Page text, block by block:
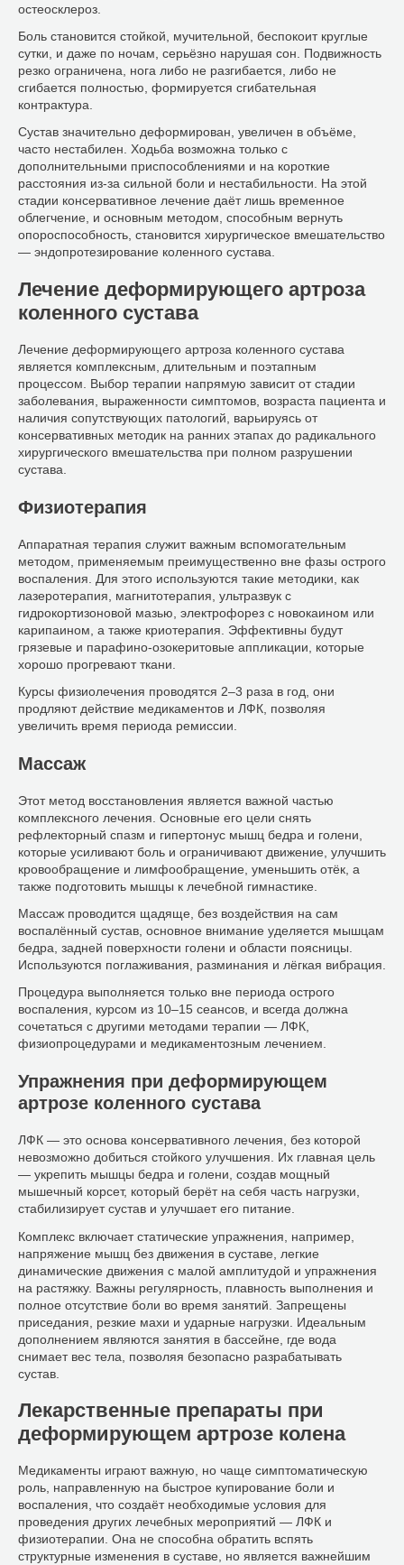
остеосклероз.
Боль становится стойкой, мучительной, беспокоит круглые
сутки, и даже по ночам, серьёзно нарушая сон. Подвижность
резко ограничена, нога либо не разгибается, либо не
сгибается полностью, формируется сгибательная
контрактура.
Сустав значительно деформирован, увеличен в объёме,
часто нестабилен. Ходьба возможна только с
дополнительными приспособлениями и на короткие
расстояния из-за сильной боли и нестабильности. На этой
стадии консервативное лечение даёт лишь временное
облегчение, и основным методом, способным вернуть
опороспособность, становится хирургическое вмешательство
— эндопротезирование коленного сустава.
Лечение деформирующего артроза
коленного сустава
Лечение деформирующего артроза коленного сустава
является комплексным, длительным и поэтапным
процессом. Выбор терапии напрямую зависит от стадии
заболевания, выраженности симптомов, возраста пациента и
наличия сопутствующих патологий, варьируясь от
консервативных методик на ранних этапах до радикального
хирургического вмешательства при полном разрушении
сустава.
Физиотерапия
Аппаратная терапия служит важным вспомогательным
методом, применяемым преимущественно вне фазы острого
воспаления. Для этого используются такие методики, как
лазеротерапия, магнитотерапия, ультразвук с
гидрокортизоновой мазью, электрофорез с новокаином или
карипаином, а также криотерапия. Эффективны будут
грязевые и парафино-озокеритовые аппликации, которые
хорошо прогревают ткани.
Курсы физиолечения проводятся 2–3 раза в год, они
продляют действие медикаментов и ЛФК, позволяя
увеличить время периода ремиссии.
Массаж
Этот метод восстановления является важной частью
комплексного лечения. Основные его цели снять
рефлекторный спазм и гипертонус мышц бедра и голени,
которые усиливают боль и ограничивают движение, улучшить
кровообращение и лимфообращение, уменьшить отёк, а
также подготовить мышцы к лечебной гимнастике.
Массаж проводится щадяще, без воздействия на сам
воспалённый сустав, основное внимание уделяется мышцам
бедра, задней поверхности голени и области поясницы.
Используются поглаживания, разминания и лёгкая вибрация.
Процедура выполняется только вне периода острого
воспаления, курсом из 10–15 сеансов, и всегда должна
сочетаться с другими методами терапии — ЛФК,
физиопроцедурами и медикаментозным лечением.
Упражнения при деформирующем
артрозе коленного сустава
ЛФК — это основа консервативного лечения, без которой
невозможно добиться стойкого улучшения. Их главная цель
— укрепить мышцы бедра и голени, создав мощный
мышечный корсет, который берёт на себя часть нагрузки,
стабилизирует сустав и улучшает его питание.
Комплекс включает статические упражнения, например,
напряжение мышц без движения в суставе, легкие
динамические движения с малой амплитудой и упражнения
на растяжку. Важны регулярность, плавность выполнения и
полное отсутствие боли во время занятий. Запрещены
приседания, резкие махи и ударные нагрузки. Идеальным
дополнением являются занятия в бассейне, где вода
снимает вес тела, позволяя безопасно разрабатывать
сустав.
Лекарственные препараты при
деформирующем артрозе колена
Медикаменты играют важную, но чаще симптоматическую
роль, направленную на быстрое купирование боли и
воспаления, что создаёт необходимые условия для
проведения других лечебных мероприятий — ЛФК и
физиотерапии. Она не способна обратить вспять
структурные изменения в суставе, но является важнейшим